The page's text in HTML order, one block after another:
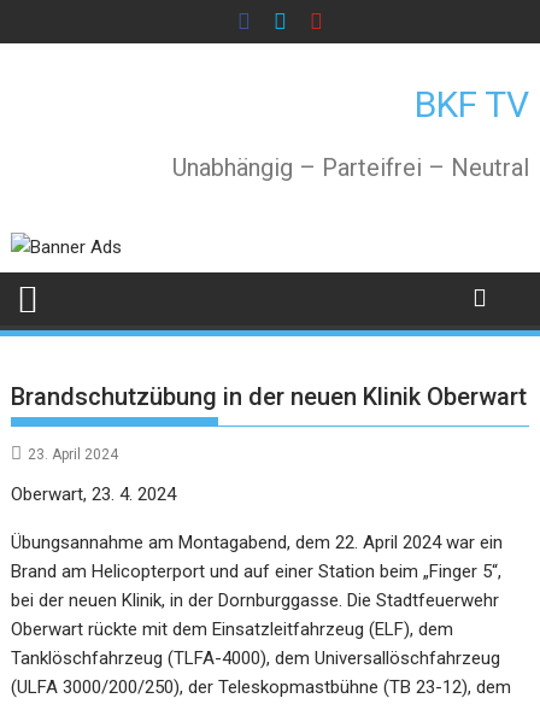
to
BKF TV
Unabhängig – Parteifrei – Neutral
Brandschutzübung in der neuen Klinik Oberwart
23. April 2024
Oberwart, 23. 4. 2024
Übungsannahme am Montagabend, dem 22. April 2024 war ein
Brand am Helicopterport und auf einer Station beim „Finger 5“,
bei der neuen Klinik, in der Dornburggasse. Die Stadtfeuerwehr
Oberwart rückte mit dem Einsatzleitfahrzeug (ELF), dem
Tanklöschfahrzeug (TLFA-4000), dem Universallöschfahrzeug
(ULFA 3000/200/250), der Teleskopmastbühne (TB 23-12), dem